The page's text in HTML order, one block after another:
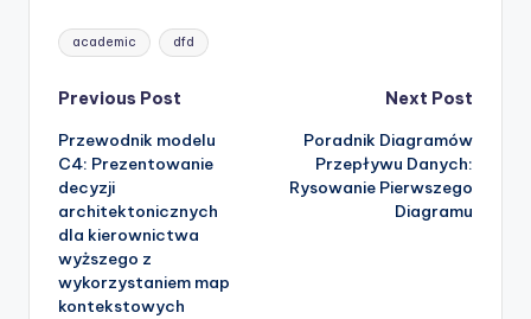
Tags:
academic dfd
Post
navigation
Previous Post
Przewodnik modelu
C4: Prezentowanie
decyzji
architektonicznych
dla kierownictwa
wyższego z
wykorzystaniem map
kontekstowych
Next Post
Poradnik Diagramów
Przepływu Danych:
Rysowanie Pierwszego
Diagramu